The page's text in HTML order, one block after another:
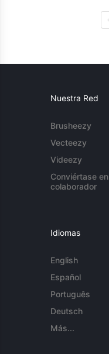
Nuestra Red
Brusheezy
Vecteezy
Videezy
Conviértase en
colaborador
Idiomas
English
Español
Português
Deutsch
Más...